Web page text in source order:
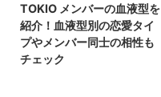
TOKIO メンバーの血液型を
紹介！血液型別の恋愛タイ
プやメンバー同士の相性も
チェック